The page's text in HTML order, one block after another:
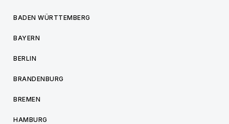
BADEN WÜRTTEMBERG
BAYERN
BERLIN
BRANDENBURG
BREMEN
HAMBURG